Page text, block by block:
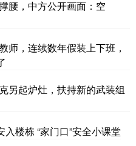
腰，中方公开画面：空
师，连续数年假装上下班，
另起炉灶，扶持新的武装组
楼栋 “家门口”安全小课堂